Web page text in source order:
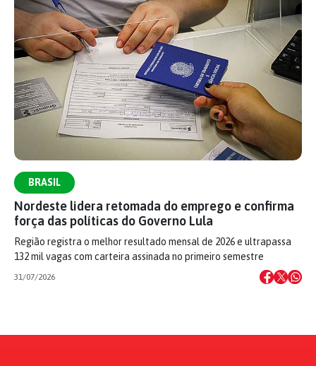
BRASIL
Nordeste lidera retomada do emprego e confirma
força das políticas do Governo Lula
Região registra o melhor resultado mensal de 2026 e ultrapassa
132 mil vagas com carteira assinada no primeiro semestre
31/07/2026